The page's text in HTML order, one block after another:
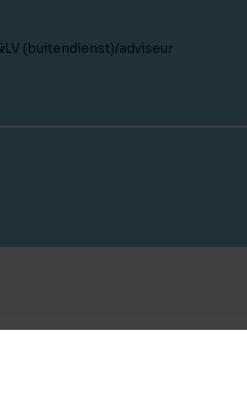
(buitendienst)/adviseur